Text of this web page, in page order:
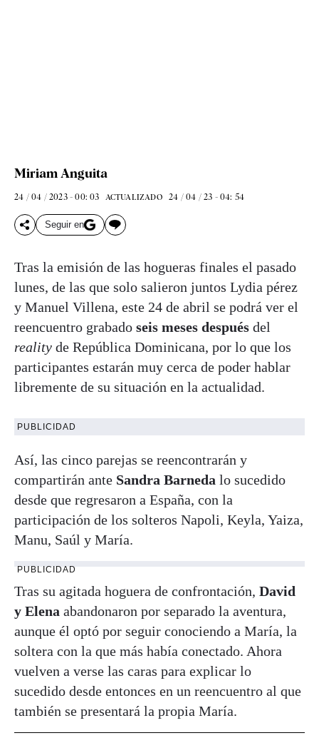
Miriam Anguita
24 / 04 / 2023 - 00: 03 ACTUALIZADO 24 / 04 / 23 - 04: 54
Seguir en
Tras la emisión de las hogueras finales el pasado
lunes, de las que solo salieron juntos Lydia pérez
y Manuel Villena, este 24 de abril se podrá ver el
reencuentro grabado seis meses después del
reality de República Dominicana, por lo que los
participantes estarán muy cerca de poder hablar
libremente de su situación en la actualidad.
PUBLICIDAD
Así, las cinco parejas se reencontrarán y
compartirán ante Sandra Barneda lo sucedido
desde que regresaron a España, con la
participación de los solteros Napoli, Keyla, Yaiza,
Manu, Saúl y María.
PUBLICIDAD
Tras su agitada hoguera de confrontación, David
y Elena abandonaron por separado la aventura,
aunque él optó por seguir conociendo a María, la
soltera con la que más había conectado. Ahora
vuelven a verse las caras para explicar lo
sucedido desde entonces en un reencuentro al que
también se presentará la propia María.